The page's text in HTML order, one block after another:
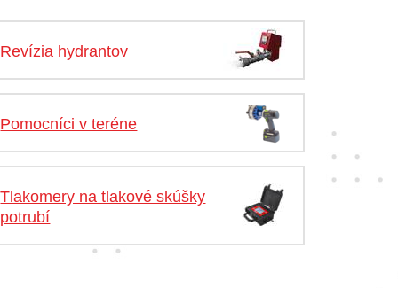
Revízia hydrantov
Pomocníci v teréne
Tlakomery na tlakové skúšky
potrubí